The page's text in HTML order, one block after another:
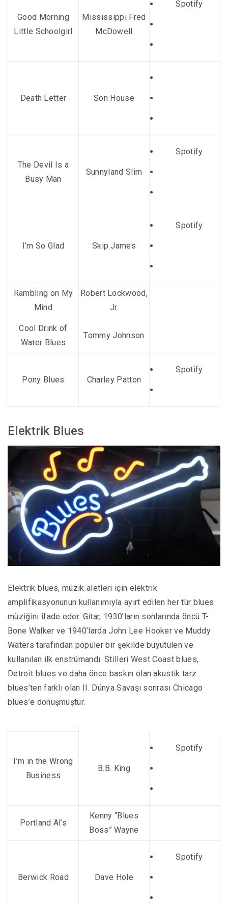
Good Morning
Little Schoolgirl
Mississippi Fred
McDowell
Spotify
Death Letter Son House
The Devil Is a
Busy Man
Sunnyland Slim
Spotify
I’m So Glad Skip James
Spotify
Rambling on My
Mind
Robert Lockwood,
Jr.
Cool Drink of
Water Blues
Tommy Johnson
Pony Blues Charley Patton
Spotify
Elektrik Blues
Elektrik blues, müzik aletleri için elektrik
amplifikasyonunun kullanımıyla ayırt edilen her tür blues
müziğini ifade eder. Gitar, 1930’ların sonlarında öncü T-
Bone Walker ve 1940’larda John Lee Hooker ve Muddy
Waters tarafından popüler bir şekilde büyütülen ve
kullanılan ilk enstrümandı. Stilleri West Coast blues,
Detroit blues ve daha önce baskın olan akustik tarz
blues’ten farklı olan II. Dünya Savaşı sonrası Chicago
blues’e dönüşmüştür.
I’m in the Wrong
Business
B.B. King
Spotify
Portland Al’s
Kenny “Blues
Boss” Wayne
Berwick Road Dave Hole
Spotify